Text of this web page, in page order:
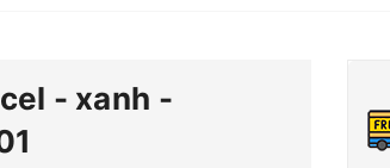
- xanh -